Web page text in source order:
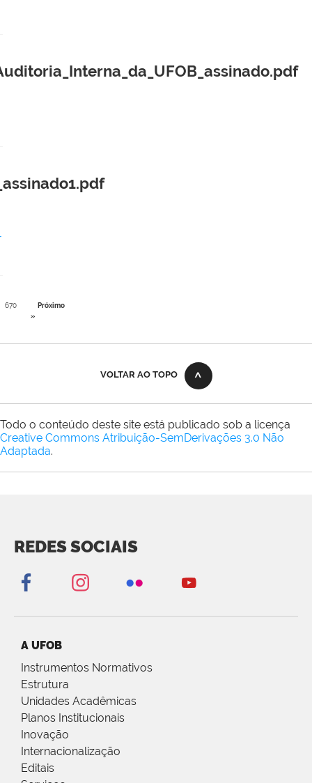
670
Próximo
»
VOLTAR AO TOPO
Todo o conteúdo deste site está publicado sob a licença
Creative Commons Atribuição-SemDerivações 3.0 Não
Adaptada.
REDES SOCIAIS
A UFOB
Instrumentos Normativos
Estrutura
Unidades Acadêmicas
Planos Institucionais
Inovação
Internacionalização
Editais